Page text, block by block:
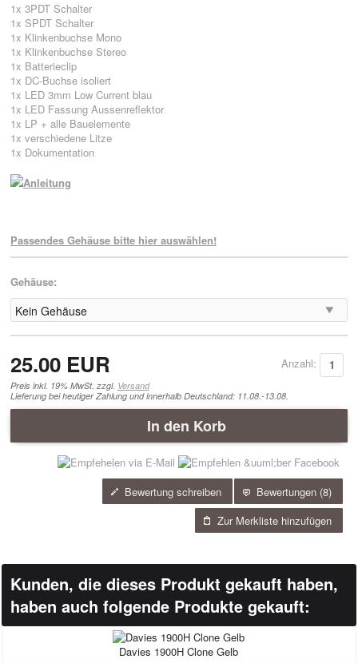
1x 3PDT Schalter
1x SPDT Schalter
1x Klinkenbuchse Mono
1x Klinkenbuchse Stereo
1x Batterieclip
1x DC-Buchse isoliert
1x LED 3mm Low Current blau
1x LED Fassung Aussenreflektor
1x LP + alle Bauelemente
1x verschiedene Litze
1x Dokumentation
Anleitung
Passendes Gehäuse bitte hier auswählen!
Gehäuse:
Anzahl:
25.00 EUR
Preis inkl. 19% MwSt. zzgl. Versand
Lieferung bei heutiger Zahlung und innerhalb Deutschland: 11.08.-13.08.
In den Korb
Bewertungen (8)
Bewertung schreiben
Zur Merkliste hinzufügen
Kunden, die dieses Produkt gekauft haben,
haben auch folgende Produkte gekauft:
Davies 1900H Clone Gelb